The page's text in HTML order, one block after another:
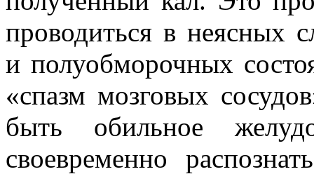
проводиться в неясных
и полуобморочных
«спазм мозговых
быть обильное
своевременно